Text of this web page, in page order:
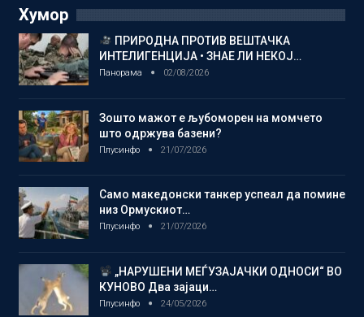
Хумор
ПРИРОДНА ПРОТИВ ВЕШТАЧКА
ИНТЕЛИГЕНЦИЈА • ЗНАЕ ЛИ НЕКОЈ…
Панорама 02/08/2026
Зошто мажот е љубоморен на момчето
што одржува базени?
Плусинфо 21/07/2026
Само македонски танкер успеал да помине
низ Ормускиот…
Плусинфо 21/07/2026
„НАРУШЕНИ МЕЃУЗАЈАЧКИ ОДНОСИ“ ВО
КУНОВО Два зајаци…
Плусинфо 24/05/2026